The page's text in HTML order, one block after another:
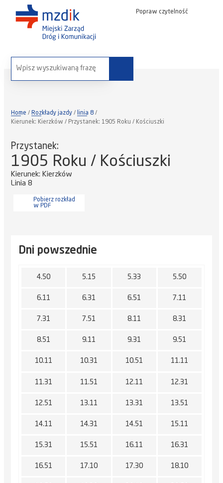
Popraw czytelność
wyszukaj na stronie:
Home Rozkłady jazdy
linia 8
Kierunek: Kierzków / Przystanek: 1905 Roku / Kościuszki
Przystanek:
1905 Roku / Kościuszki
Kierunek: Kierzków
Linia 8
Pobierz rozkład
w PDF
Dni powszednie
4.50 5.15 5.33 5.50
6.11 6.31 6.51 7.11
7.31 7.51 8.11 8.31
8.51 9.11 9.31 9.51
10.11 10.31 10.51 11.11
11.31 11.51 12.11 12.31
12.51 13.11 13.31 13.51
14.11 14.31 14.51 15.11
15.31 15.51 16.11 16.31
16.51 17.10 17.30 18.10